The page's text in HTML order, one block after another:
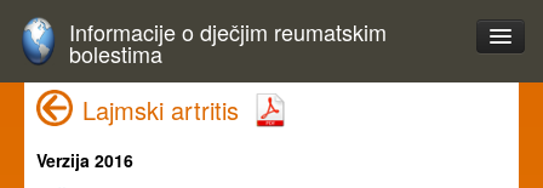
Informacije o dječjim reumatskim
bolestima
Lajmski artritis
Verzija 2016